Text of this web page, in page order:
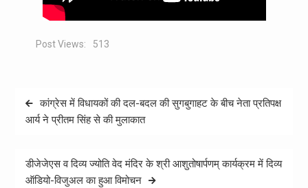
Post Views: 513
Post
navigation
कांग्रेस में विधायकों की दल-बदल की सुगबुगाहट के बीच नेता प्रतिपक्ष
आर्य ने प्रीतम सिंह से की मुलाकात
डीजेजेएस व दिव्य ज्योति वेद मंदिर के श्री आशुतोषार्पणम् कार्यक्रम में दिव्य
ऑडियो-विजुअल का हुआ विमोचन